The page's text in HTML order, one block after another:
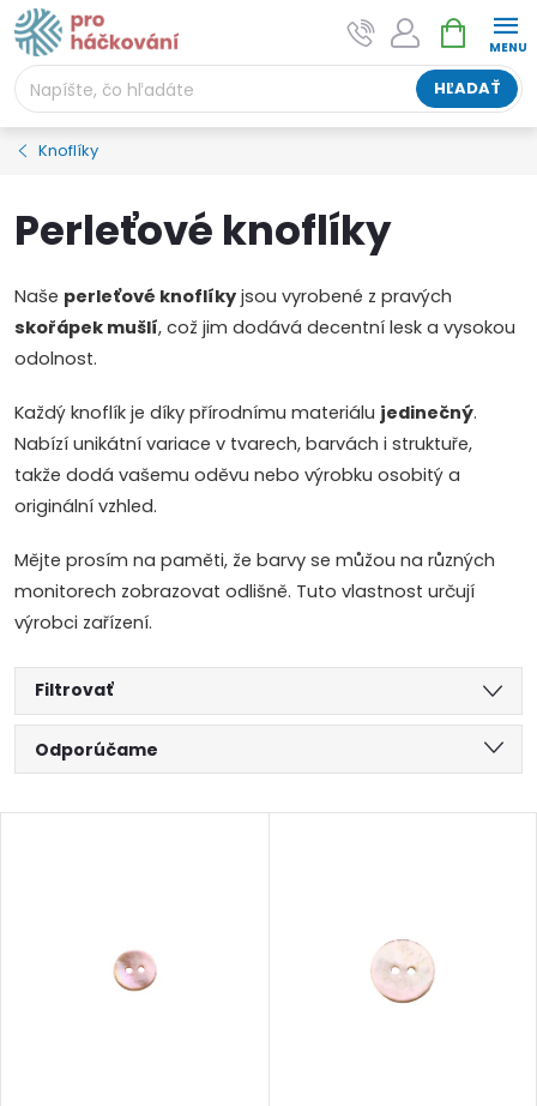
Prejsť
na
obsah
HĽADAŤ
NÁKUPNÝ
KOŠÍK
Knoflíky
Perleťové knoflíky
Naše perleťové knoflíky jsou vyrobené z pravých
skořápek mušlí, což jim dodává decentní lesk a vysokou
odolnost.
Každý knoflík je díky přírodnímu materiálu jedinečný.
Nabízí unikátní variace v tvarech, barvách i struktuře,
takže dodá vašemu oděvu nebo výrobku osobitý a
originální vzhled.
Mějte prosím na paměti, že barvy se můžou na různých
monitorech zobrazovat odlišně. Tuto vlastnost určují
výrobci zařízení.
Filtrovať
R
a
Odporúčame
AI asistent "pani Klubíčková" –
ProHackovani.cz
Jsme e-shop s více než osmiletou tradicí a máme pro
vás připraveno více než 25 tisíc produktů. Vše skladem,
připravené k odeslání.